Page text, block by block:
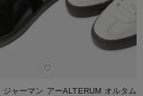
♡
ジャーマン アーALTERUM オルタム